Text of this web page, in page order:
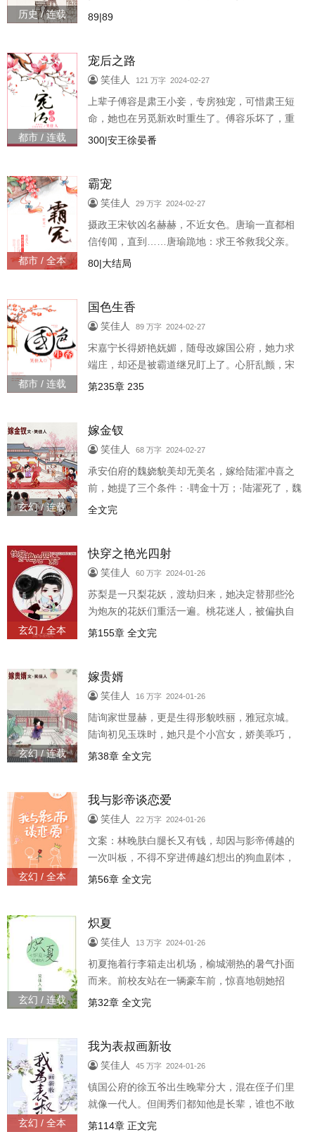
历史 / 连载
什么帮我？沈擎：看不得梦中情人被欺负。，
89|89
都市 / 连载
宠后之路
笑佳人 121 万字 2024-02-27
上辈子傅容是肃王小妾，专房独宠，可惜肃王短
命，她也在另觅新欢时重生了。傅容乐坏了，重
生好啊，这回定要挑最好的男人嫁掉。谁料肃王
300|安王徐晏番
都市 / 全本
霸宠
笑佳人 29 万字 2024-02-27
摄政王宋钦凶名赫赫，不近女色。唐瑜一直都相
信传闻，直到……唐瑜跪地：求王爷救我父亲。
宋钦淡笑：陪本王睡一个月，如何？.他披着狼
80|大结局
都市 / 连载
国色生香
笑佳人 89 万字 2024-02-27
宋嘉宁长得娇艳妩媚，随母改嫁国公府，她力求
端庄，却还是被霸道继兄盯上了。心肝乱颤，宋
嘉宁偷偷塞了赵恒一块儿糖：我对你好，将来你
第235章 235
玄幻 / 连载
嫁金钗
笑佳人 68 万字 2024-02-27
承安伯府的魏娆貌美却无美名，嫁给陆濯冲喜之
前，她提了三个条件：·聘金十万；·陆濯死了，魏
娆分文不取；·陆濯活了，五年内不得和离、休
全文完
玄幻 / 全本
快穿之艳光四射
笑佳人 60 万字 2024-01-26
苏梨是一只梨花妖，渡劫归来，她决定替那些沦
为炮灰的花妖们重活一遍。桃花迷人，被偏执自
私的影帝私藏？兰花高洁，被五大三粗的将军厌
第155章 全文完
玄幻 / 连载
嫁贵婿
笑佳人 16 万字 2024-01-26
陆询家世显赫，更是生得形貌昳丽，雅冠京城。
陆询初见玉珠时，她只是个小宫女，娇美乖巧，
凭他温宠。陆询想，他该给她一个名分。小美人
第38章 全文完
玄幻 / 全本
我与影帝谈恋爱
笑佳人 22 万字 2024-01-26
文案：林晚肤白腿长又有钱，却因与影帝傅越的
一次叫板，不得不穿进傅越幻想出的狗血剧本，
想方设法打动各种身份的他：高冷校霸、嗜血暴
第56章 全文完
玄幻 / 连载
炽夏
笑佳人 13 万字 2024-01-26
初夏拖着行李箱走出机场，榆城潮热的暑气扑面
而来。前校友站在一辆豪车前，惊喜地朝她招
手。初夏刚要应，校友又朝她身后喊：烈哥，这
第32章 全文完
玄幻 / 全本
我为表叔画新妆
笑佳人 45 万字 2024-01-26
镇国公府的徐五爷出生晚辈分大，混在侄子们里
就像一代人。但闺秀们都知他是长辈，谁也不敢
对他献殷勤。只有平阳侯府的四姑娘，每次看到
第114章 正文完